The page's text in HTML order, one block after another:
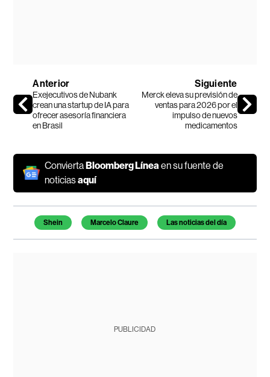
Anterior
Exejecutivos de Nubank
crean una startup de IA para
ofrecer asesoría financiera
en Brasil
Siguiente
Merck eleva su previsión de
ventas para 2026 por el
impulso de nuevos
medicamentos
ConviertaBloomberg Línea en su fuente de
noticiasaquí
Temas de este artículo
Shein Marcelo Claure Las noticias del día
PUBLICIDAD